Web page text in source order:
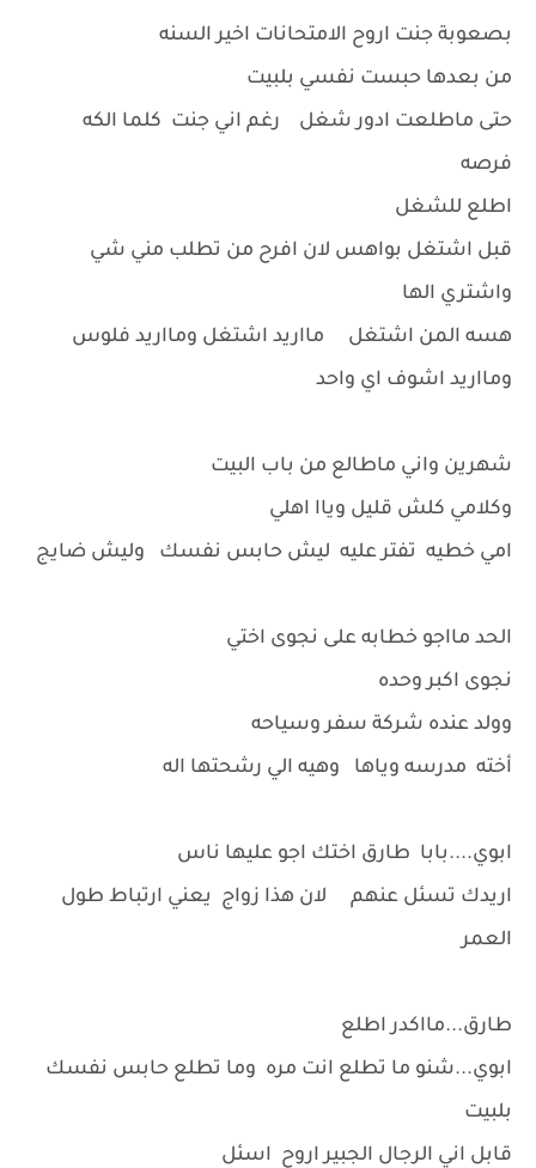
بصعوبة جنت اروح الامتحانات اخير السنه
من بعدها حبست نفسي بلبيت
حتى ماطلعت ادور شغل رغم اني جنت كلما الكه
فرصه
اطلع للشغل
قبل اشتغل بواهس لان افرح من تطلب مني شي
واشتري الها
هسه المن اشتغل مااريد اشتغل ومااريد فلوس
ومااريد اشوف اي واحد
شهرين واني ماطالع من باب البيت
وكلامي كلش قليل وياا اهلي
امي خطيه تفتر عليه ليش حابس نفسك وليش ضايج
الحد مااجو خطابه على نجوى اختي
نجوى اكبر وحده
وولد عنده شركة سفر وسياحه
أخته مدرسه وياها وهيه الي رشحتها اله
ابوي....بابا طارق اختك اجو عليها ناس
اريدك تسئل عنهم لان هذا زواج يعني ارتباط طول
العمر
طارق...مااكدر اطلع
ابوي...شنو ما تطلع انت مره وما تطلع حابس نفسك
بلبيت
قابل اني الرجال الجبير اروح اسئل